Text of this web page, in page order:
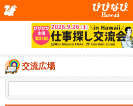
Hawaii
交流広場